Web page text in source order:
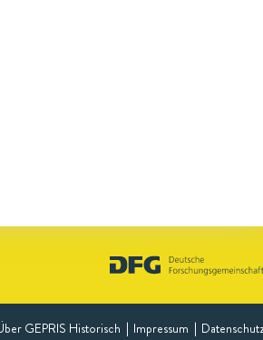
GEPRIS Historisch Impressum Datenschutz